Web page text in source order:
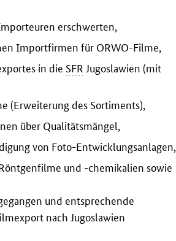
erschwerten,
Importfirmen für ORWO-Filme,
in die SFR Jugoslawien (mit
(Erweiterung des Sortiments),
über Qualitätsmängel,
von Foto-Entwicklungsanlagen,
und -chemikalien sowie
und entsprechende
nach Jugoslawien